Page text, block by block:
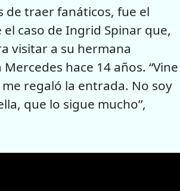
de traer fanáticos, fue el
caso de Ingrid Spinar que,
visitar a su hermana
hace 14 años. “Vine
regaló la entrada. No soy
que lo sigue mucho”,